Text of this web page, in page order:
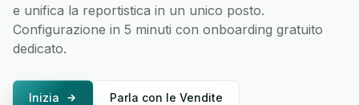
e unifica la reportistica in un unico posto.
Configurazione in 5 minuti con onboarding gratuito
dedicato.
Inizia Parla con le Vendite